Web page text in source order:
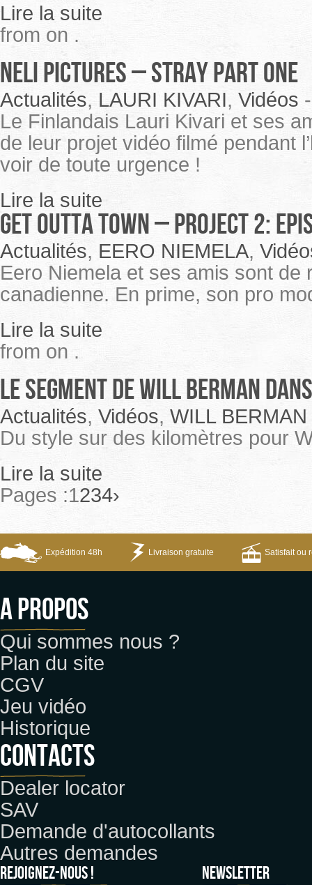
Lire la suite
from on .
Neli Pictures – Stray PART ONE
Actualités, LAURI KIVARI, Vidéos
Le Finlandais Lauri Kivari et ses
de leur projet vidéo filmé pendant
voir de toute urgence !
Lire la suite
GET OUTTA TOWN – PROJECT 2:
Actualités, EERO NIEMELA,
Eero Niemela et ses amis sont
canadienne. En prime, son pro
Lire la suite
from on .
Le segment de Will Berman
Actualités, Vidéos, WILL BERMAN
Du style sur des kilomètres pour
Lire la suite
Pages :1234›
Expédition 48h Livraison gratuite Satisfait ou
A propos
Qui sommes nous ?
Plan du site
CGV
Jeu vidéo
Historique
CONTACTS
Dealer locator
SAV
Demande d'autocollants
Autres demandes
Rejoignez-nous ! Newsletter